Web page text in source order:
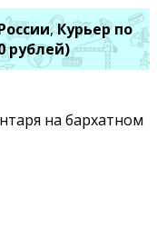
,Курьер по
рублей)
на бархатном